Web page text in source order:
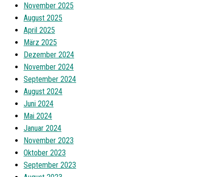
November 2025
August 2025
April 2025
März 2025
Dezember 2024
November 2024
September 2024
August 2024
Juni 2024
Mai 2024
Januar 2024
November 2023
Oktober 2023
September 2023